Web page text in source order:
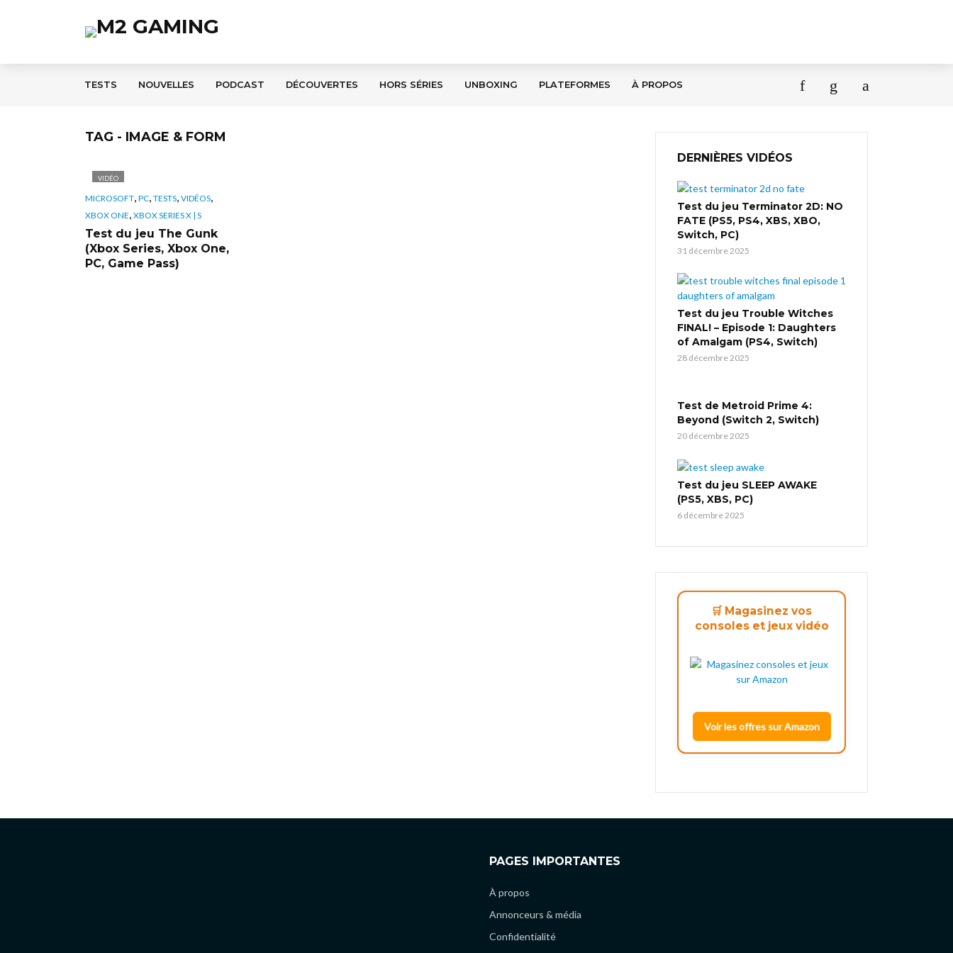
TESTS NOUVELLES PODCAST DÉCOUVERTES HORS SÉRIES UNBOXING PLATEFORMES À PROPOS
TAG - IMAGE & FORM
VIDÉO
MICROSOFT, PC, TESTS, VIDÉOS,
XBOX ONE, XBOX SERIES X | S
Test du jeu The Gunk
(Xbox Series, Xbox One,
PC, Game Pass)
DERNIÈRES VIDÉOS
Test du jeu Terminator 2D: NO
FATE (PS5, PS4, XBS, XBO,
Switch, PC)
31 décembre 2025
Test du jeu Trouble Witches
FINAL! – Episode 1: Daughters
of Amalgam (PS4, Switch)
28 décembre 2025
Test de Metroid Prime 4:
Beyond (Switch 2, Switch)
20 décembre 2025
Test du jeu SLEEP AWAKE
(PS5, XBS, PC)
6 décembre 2025
🛒 Magasinez vos
consoles et jeux vidéo
Voir les offres sur Amazon
PAGES IMPORTANTES
À propos
Annonceurs & média
Confidentialité